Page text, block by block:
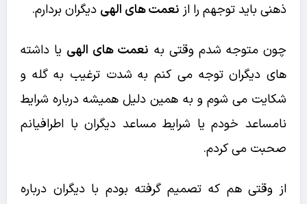
ذهنی باید توجهم را از نعمت های الهی دیگران بردارم.
چون متوجه شدم وقتی به نعمت های الهی یا داشته
های دیگران توجه می کنم به شدت ترغیب به گله و
شکایت می شوم و به همین دلیل همیشه درباره شرایط
نامساعد خودم یا شرایط مساعد دیگران با اطرافیانم
صحبت می کردم.
از وقتی هم که تصمیم گرفته بودم با دیگران درباره